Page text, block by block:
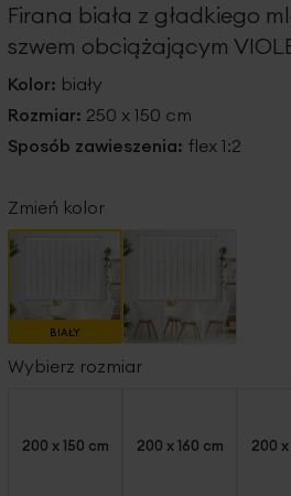
Firana biała z gładkiego
szwem obciążającym
Kolor: biały
Rozmiar: 250 x 150 cm
Sposób zawieszenia: flex 1:2
Zmień kolor
BIAŁY
Wybierz rozmiar
200 x 150 cm 200 x 160 cm 200 x